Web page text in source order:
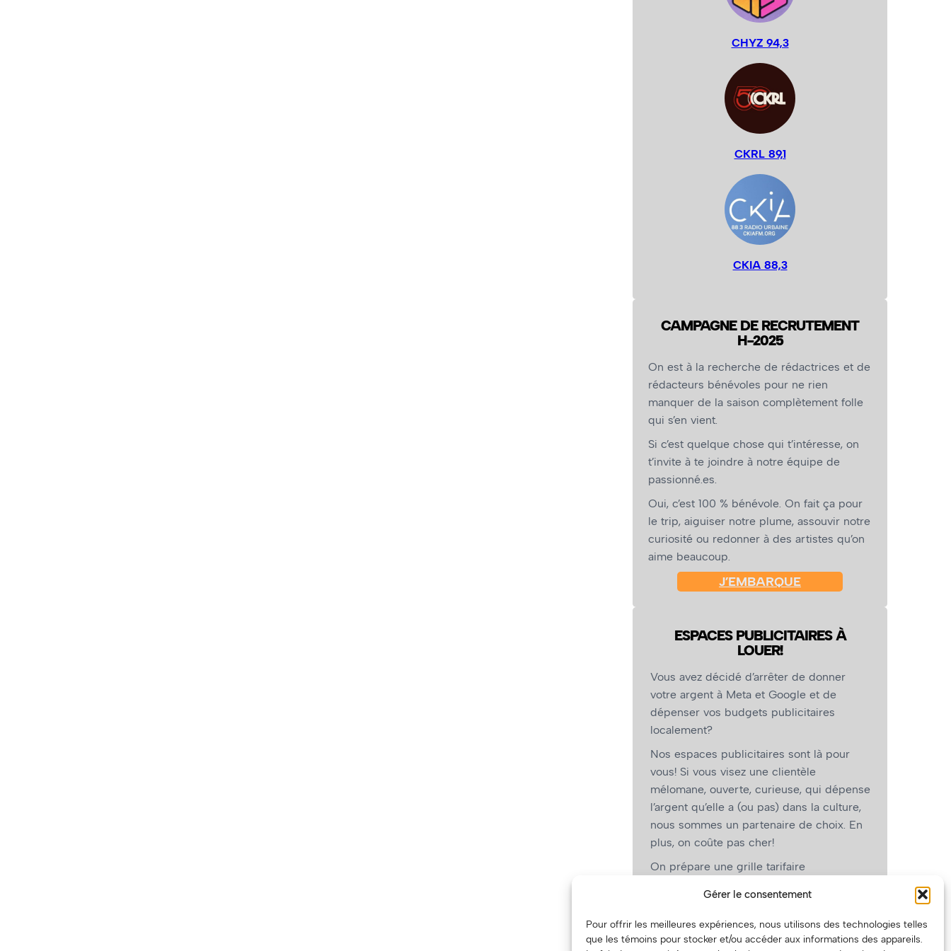
Gérer le consentement
Pour offrir les meilleures expériences, nous utilisons des technologies telles
que les témoins pour stocker et/ou accéder aux informations des appareils.
CHYZ 94,3
CKRL 89,1
CKIA 88,3
CAMPAGNE DE RECRUTEMENT
H-2025
On est à la recherche de rédactrices et de
rédacteurs bénévoles pour ne rien
manquer de la saison complètement folle
qui s’en vient.
Si c’est quelque chose qui t’intéresse, on
t’invite à te joindre à notre équipe de
passionné.es.
Oui, c’est 100 % bénévole. On fait ça pour
le trip, aiguiser notre plume, assouvir notre
curiosité ou redonner à des artistes qu’on
aime beaucoup.
J’EMBARQUE
ESPACES PUBLICITAIRES À
LOUER!
Vous avez décidé d’arrêter de donner
votre argent à Meta et Google et de
dépenser vos budgets publicitaires
localement?
Nos espaces publicitaires sont là pour
vous! Si vous visez une clientèle
mélomane, ouverte, curieuse, qui dépense
l’argent qu’elle a (ou pas) dans la culture,
nous sommes un partenaire de choix. En
plus, on coûte pas cher!
On prépare une grille tarifaire
vous, les artistes!)